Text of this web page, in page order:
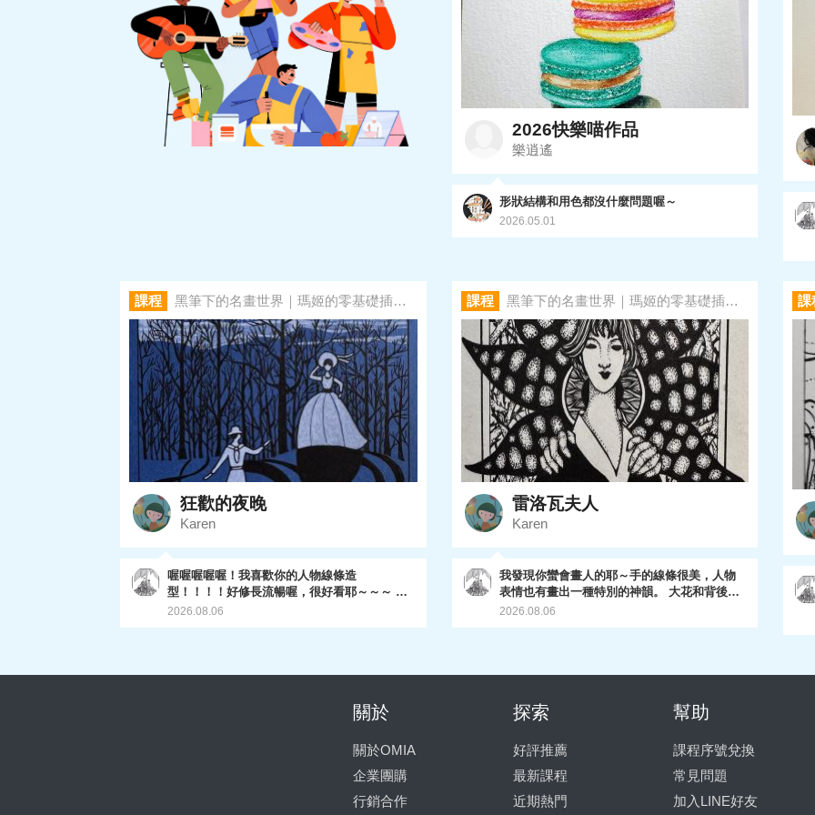
2026快樂喵作品
樂逍遙
形狀結構和用色都沒什麼問題喔～
2026.05.01
課程 黑筆下的名畫世界｜瑪姬的零基礎插畫課
狂歡的夜晚
Karen
喔喔喔喔喔！我喜歡你的人物線條造
型！！！！好修長流暢喔，很好看耶～～～ 兩
人的影子線條也處理的滑順，線條分佈平衡，
了，因為他們現在業務專推plus,所以我的課只
全部上架完成），和最新的一系列動物畫。
（還在陸續產出中😅） 你有興趣的話，可以上
2026.08.06
課程 黑筆下的名畫世界｜瑪姬的零基礎插畫課
雷洛瓦夫人
Karen
我發現你蠻會畫人的耶～手的線條很美，人物
表情也有畫出一種特別的神韻。 大花和背後荊
棘都處理的不錯，尤其荊棘的層次有表現出
2026.08.06
課
關於
關於OMIA
企業團購
行銷合作
探索
好評推薦
最新課程
近期熱門
幫助
課程序號兌換
常見問題
加入LINE好友